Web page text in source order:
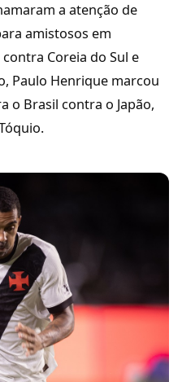
a atenção de
amistosos em
Coreia do Sul e
Paulo Henrique marcou
o Brasil contra o Japão,